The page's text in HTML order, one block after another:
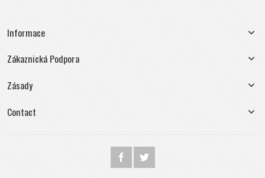
Informace
Zákaznická Podpora
Zásady
Contact